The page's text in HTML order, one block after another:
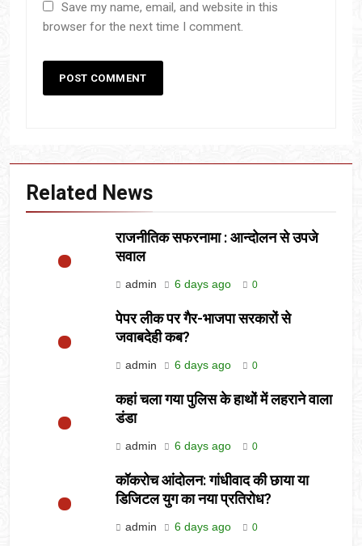
Save my name, email, and website in this
browser for the next time I comment.
Related News
राजनीतिक सफरनामा : आन्दोलन से उपजे
सवाल
admin 6 days ago 0
पेपर लीक पर गैर-भाजपा सरकारों से
जवाबदेही कब?
admin 6 days ago 0
कहां चला गया पुलिस के हाथों में लहराने वाला
डंडा
admin 6 days ago 0
कॉकरोच आंदोलन: गांधीवाद की छाया या
डिजिटल युग का नया प्रतिरोध?
admin 6 days ago 0